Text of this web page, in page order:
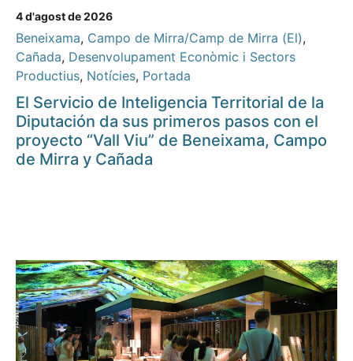
4 d'agost de 2026
Beneixama, Campo de Mirra/Camp de Mirra (El),
Cañada, Desenvolupament Econòmic i Sectors
Productius, Notícies, Portada
El Servicio de Inteligencia Territorial de la
Diputación da sus primeros pasos con el
proyecto “Vall Viu” de Beneixama, Campo
de Mirra y Cañada